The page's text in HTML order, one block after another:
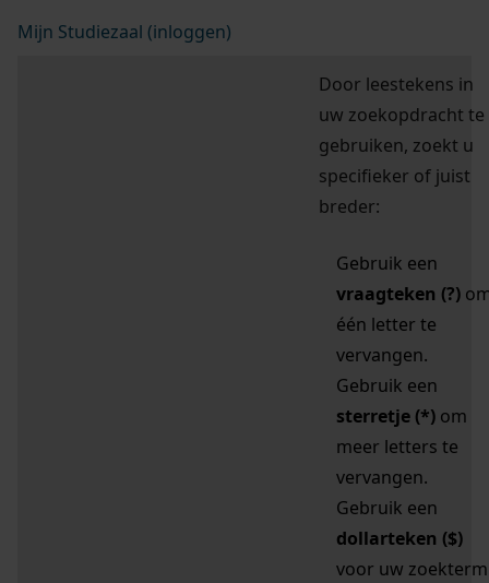
Mijn Studiezaal (inloggen)
Door leestekens in
uw zoekopdracht te
gebruiken, zoekt u
specifieker of juist
breder:
Gebruik een
vraagteken (?)
één letter te
vervangen.
Gebruik een
sterretje (*) om
meer letters te
vervangen.
Gebruik een
dollarteken ($)
voor uw zoekterm